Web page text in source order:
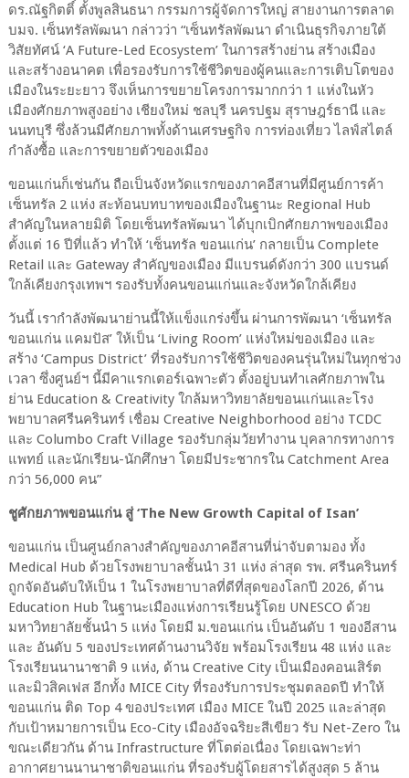
ดร.ณัฐกิตติ์ ตั้งพูลสินธนา กรรมการผู้จัดการใหญ่ สายงานการตลาด
บมจ. เซ็นทรัลพัฒนา กล่าวว่า “เซ็นทรัลพัฒนา ดำเนินธุรกิจภายใต้
วิสัยทัศน์ ‘A Future-Led Ecosystem’ ในการสร้างย่าน สร้างเมือง
และสร้างอนาคต เพื่อรองรับการใช้ชีวิตของผู้คนและการเติบโตของ
เมืองในระยะยาว จึงเห็นการขยายโครงการมากกว่า 1 แห่งในหัว
เมืองศักยภาพสูงอย่าง เชียงใหม่ ชลบุรี นครปฐม สุราษฎร์ธานี และ
นนทบุรี ซึ่งล้วนมีศักยภาพทั้งด้านเศรษฐกิจ การท่องเที่ยว ไลฟ์สไตล์
กำลังซื้อ และการขยายตัวของเมือง
ขอนแก่นก็เช่นกัน ถือเป็นจังหวัดแรกของภาคอีสานที่มีศูนย์การค้า
เซ็นทรัล 2 แห่ง สะท้อนบทบาทของเมืองในฐานะ Regional Hub
สำคัญในหลายมิติ โดยเซ็นทรัลพัฒนา ได้บุกเบิกศักยภาพของเมือง
ตั้งแต่ 16 ปีที่แล้ว ทำให้ ‘เซ็นทรัล ขอนแก่น’ กลายเป็น Complete
Retail และ Gateway สำคัญของเมือง มีแบรนด์ดังกว่า 300 แบรนด์
ใกล้เคียงกรุงเทพฯ รองรับทั้งคนขอนแก่นและจังหวัดใกล้เคียง
วันนี้ เรากำลังพัฒนาย่านนี้ให้แข็งแกร่งขึ้น ผ่านการพัฒนา ‘เซ็นทรัล
ขอนแก่น แคมปัส’ ให้เป็น ‘Living Room’ แห่งใหม่ของเมือง และ
สร้าง ‘Campus District’ ที่รองรับการใช้ชีวิตของคนรุ่นใหม่ในทุกช่วง
เวลา ซึ่งศูนย์ฯ นี้มีคาแรกเตอร์เฉพาะตัว ตั้งอยู่บนทำเลศักยภาพใน
ย่าน Education & Creativity ใกล้มหาวิทยาลัยขอนแก่นและโรง
พยาบาลศรีนครินทร์ เชื่อม Creative Neighborhood อย่าง TCDC
และ Columbo Craft Village รองรับกลุ่มวัยทำงาน บุคลากรทางการ
แพทย์ และนักเรียน-นักศึกษา โดยมีประชากรใน Catchment Area
กว่า 56,000 คน”
ชูศักยภาพขอนแก่น สู่‘The New Growth Capital of Isan’
ขอนแก่น เป็นศูนย์กลางสำคัญของภาคอีสานที่น่าจับตามอง ทั้ง
Medical Hub ด้วยโรงพยาบาลชั้นนำ 31 แห่ง ล่าสุด รพ. ศรีนครินทร์
ถูกจัดอันดับให้เป็น 1 ในโรงพยาบาลที่ดีที่สุดของโลกปี 2026, ด้าน
Education Hub ในฐานะเมืองแห่งการเรียนรู้โดย UNESCO ด้วย
มหาวิทยาลัยชั้นนำ 5 แห่ง โดยมี ม.ขอนแก่น เป็นอันดับ 1 ของอีสาน
และ อันดับ 5 ของประเทศด้านงานวิจัย พร้อมโรงเรียน 48 แห่ง และ
โรงเรียนนานาชาติ 9 แห่ง, ด้าน Creative City เป็นเมืองคอนเสิร์ต
และมิวสิคเฟส อีกทั้ง MICE City ที่รองรับการประชุมตลอดปี ทำให้
ขอนแก่น ติด Top 4ของประเทศ เมือง MICE ในปี 2025 และล่าสุด
กับเป้าหมายการเป็น Eco-City เมืองอัจฉริยะสีเขียว รับ Net-Zero ใน
ขณะเดียวกัน ด้าน Infrastructure ที่โตต่อเนื่อง โดยเฉพาะท่า
อากาศยานนานาชาติขอนแก่น ที่รองรับผู้โดยสารได้สูงสุด 5 ล้าน